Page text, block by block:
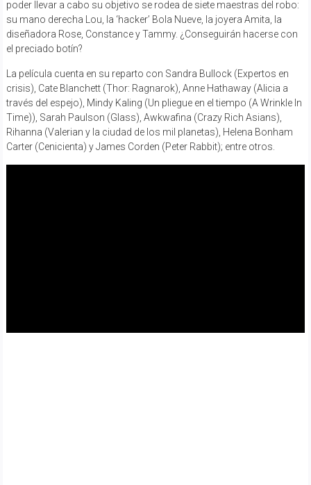
poder llevar a cabo su objetivo se rodea de siete maestras del robo:
su mano derecha Lou, la ‘hacker’ Bola Nueve, la joyera Amita, la
diseñadora Rose, Constance y Tammy. ¿Conseguirán hacerse con
el preciado botín?
La película cuenta en su reparto con Sandra Bullock (Expertos en
crisis), Cate Blanchett (Thor: Ragnarok), Anne Hathaway (Alicia a
través del espejo), Mindy Kaling (Un pliegue en el tiempo (A Wrinkle In
Time)), Sarah Paulson (Glass), Awkwafina (Crazy Rich Asians),
Rihanna (Valerian y la ciudad de los mil planetas), Helena Bonham
Carter (Cenicienta) y James Corden (Peter Rabbit); entre otros.